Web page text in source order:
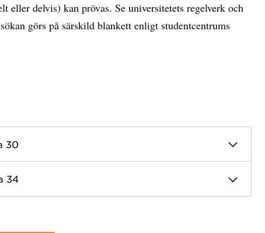
eller delvis) kan prövas. Se universitetets regelverk och
görs på särskild blankett enligt studentcentrums
30
34